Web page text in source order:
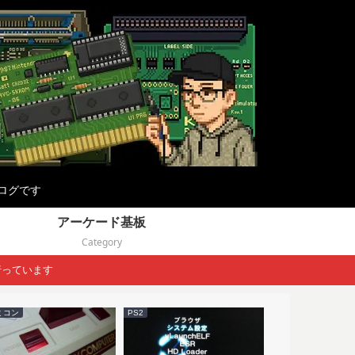
グです
アーケード基板
Category
ています
コン PS2